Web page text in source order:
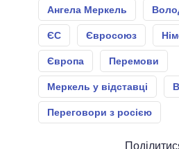
Ангела Меркель
ЄС Євросоюз
Європа Перемови
Меркель у відставці
Переговори з росією